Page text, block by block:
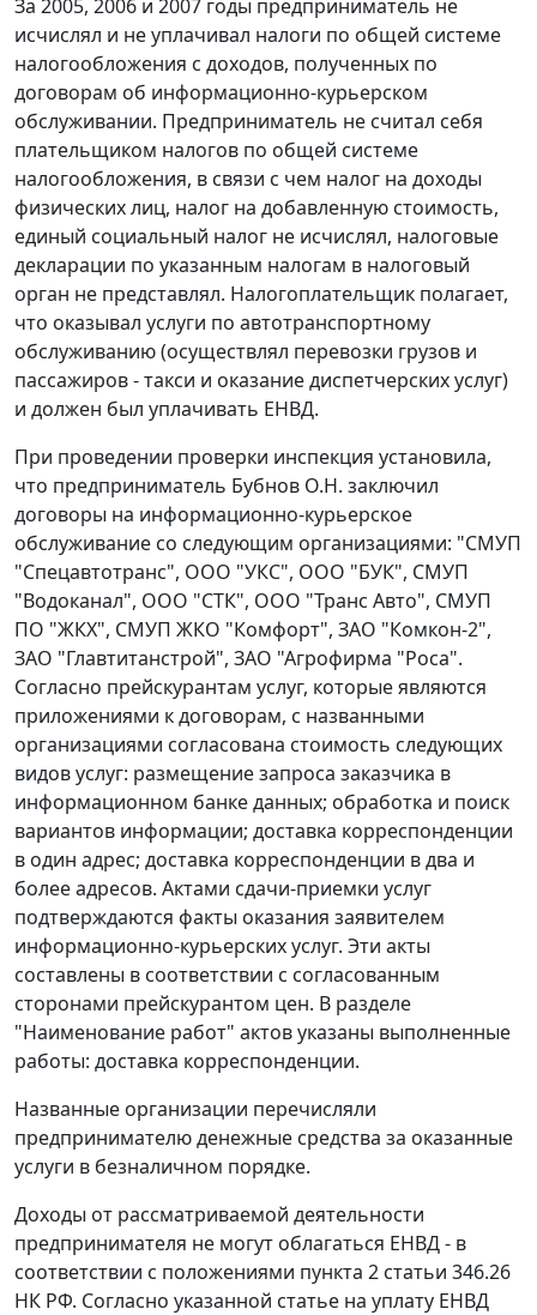
За 2005, 2006 и 2007 годы предприниматель не
исчислял и не уплачивал налоги по общей системе
налогообложения с доходов, полученных по
договорам об информационно-курьерском
обслуживании. Предприниматель не считал себя
плательщиком налогов по общей системе
налогообложения, в связи с чем налог на доходы
физических лиц, налог на добавленную стоимость,
единый социальный налог не исчислял, налоговые
декларации по указанным налогам в налоговый
орган не представлял. Налогоплательщик полагает,
что оказывал услуги по автотранспортному
обслуживанию (осуществлял перевозки грузов и
пассажиров - такси и оказание диспетчерских услуг)
и должен был уплачивать ЕНВД.
При проведении проверки инспекция установила,
что предприниматель Бубнов О.Н. заключил
договоры на информационно-курьерское
обслуживание со следующим организациями: "СМУП
"Спецавтотранс", ООО "УКС", ООО "БУК", СМУП
"Водоканал", ООО "СТК", ООО "Транс Авто", СМУП
ПО "ЖКХ", СМУП ЖКО "Комфорт", ЗАО "Комкон-2",
ЗАО "Главтитанстрой", ЗАО "Агрофирма "Роса".
Согласно прейскурантам услуг, которые являются
приложениями к договорам, с названными
организациями согласована стоимость следующих
видов услуг: размещение запроса заказчика в
информационном банке данных; обработка и поиск
вариантов информации; доставка корреспонденции
в один адрес; доставка корреспонденции в два и
более адресов. Актами сдачи-приемки услуг
подтверждаются факты оказания заявителем
информационно-курьерских услуг. Эти акты
составлены в соответствии с согласованным
сторонами прейскурантом цен. В разделе
"Наименование работ" актов указаны выполненные
работы: доставка корреспонденции.
Названные организации перечисляли
предпринимателю денежные средства за оказанные
услуги в безналичном порядке.
Доходы от рассматриваемой деятельности
предпринимателя не могут облагаться ЕНВД - в
соответствии с положениями пункта 2 статьи 346.26
НК РФ. Согласно указанной статье на уплату ЕНВД